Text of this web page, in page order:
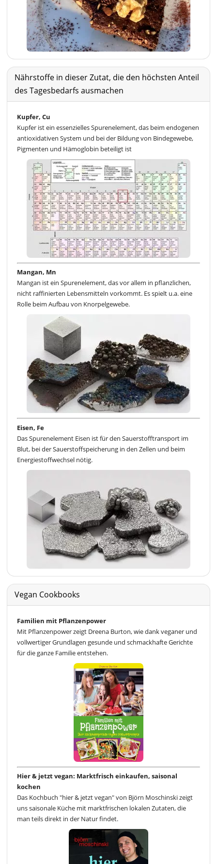
Nährstoffe in dieser Zutat, die den höchsten Anteil
des Tagesbedarfs ausmachen
Kupfer, Cu
Kupfer ist ein essenzielles Spurenelement, das beim endogenen
antioxidativen System und bei der Bildung von Bindegewebe,
Pigmenten und Hämoglobin beteiligt ist
Mangan, Mn
Mangan ist ein Spurenelement, das vor allem in pflanzlichen,
nicht raffinierten Lebensmitteln vorkommt. Es spielt u.a. eine
Rolle beim Aufbau von Knorpelgewebe.
Eisen, Fe
Das Spurenelement Eisen ist für den Sauerstofftransport im
Blut, bei der Sauerstoffspeicherung in den Zellen und beim
Energiestoffwechsel nötig.
Vegan Cookbooks
Familien mit Pflanzenpower
Mit Pflanzenpower zeigt Dreena Burton, wie dank veganer und
vollwertiger Grundlagen gesunde und schmackhafte Gerichte
für die ganze Familie entstehen.
Hier & jetzt vegan: Marktfrisch einkaufen, saisonal
kochen
Das Kochbuch "hier & jetzt vegan" von Björn Moschinski zeigt
uns saisonale Küche mit marktfrischen lokalen Zutaten, die
man teils direkt in der Natur findet.